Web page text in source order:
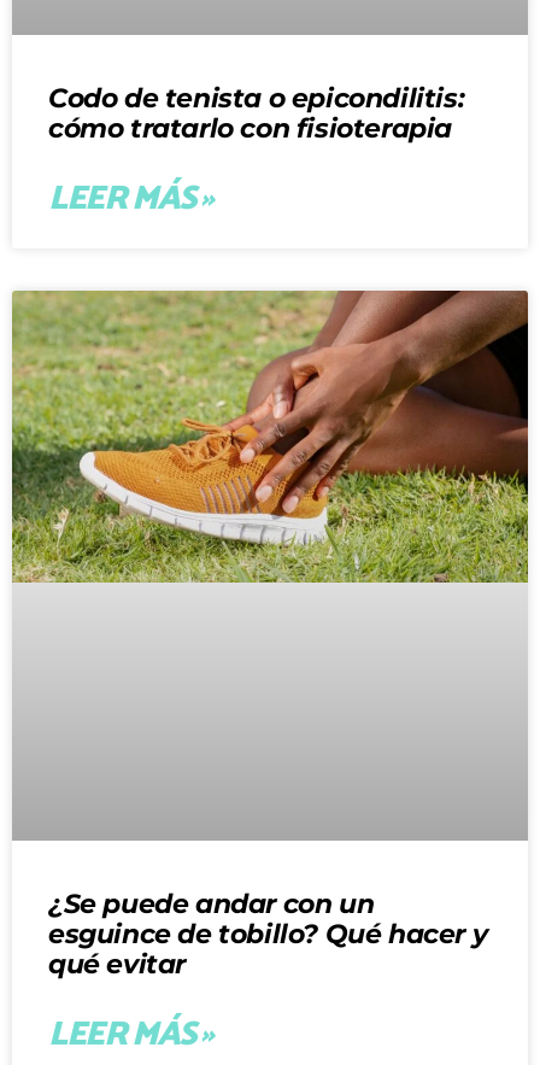
Codo de tenista o epicondilitis:
cómo tratarlo con fisioterapia
LEER MÁS »
¿Se puede andar con un
esguince de tobillo? Qué hacer y
qué evitar
LEER MÁS »